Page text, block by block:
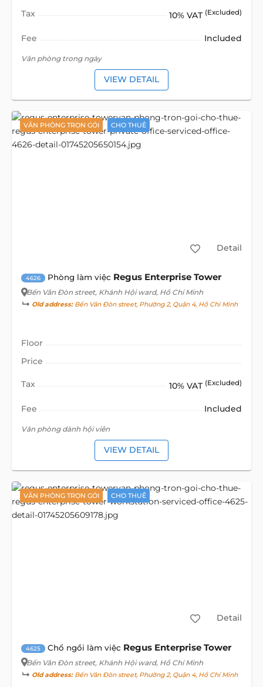
Tax 10% VAT (Excluded)
Fee Included
Văn phòng trong ngày
VIEW DETAIL
VĂN PHÒNG TRỌN GÓI CHO THUÊ
Detail
4626 Phòng làm việc Regus Enterprise Tower
Bến Vân Đòn street, Khánh Hội ward, Hồ Chí Minh
Old address:Bến Vân Đòn street, Phường 2, Quận 4, Hồ Chí Minh
Floor
Price
Tax 10% VAT (Excluded)
Fee Included
Văn phòng dành hội viên
VIEW DETAIL
VĂN PHÒNG TRỌN GÓI CHO THUÊ
Detail
4625 Chổ ngồi làm việc Regus Enterprise Tower
Bến Vân Đòn street, Khánh Hội ward, Hồ Chí Minh
Old address:Bến Vân Đòn street, Phường 2, Quận 4, Hồ Chí Minh